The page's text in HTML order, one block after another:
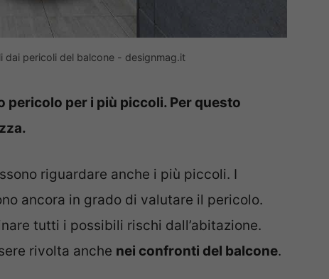
dai pericoli del balcone - designmag.it
pericolo per i più piccoli. Per questo
riguardare anche i più piccoli. I
ancora in grado di valutare il pericolo.
tutti i possibili rischi dall’abitazione.
rivolta anche nei confronti del balcone.